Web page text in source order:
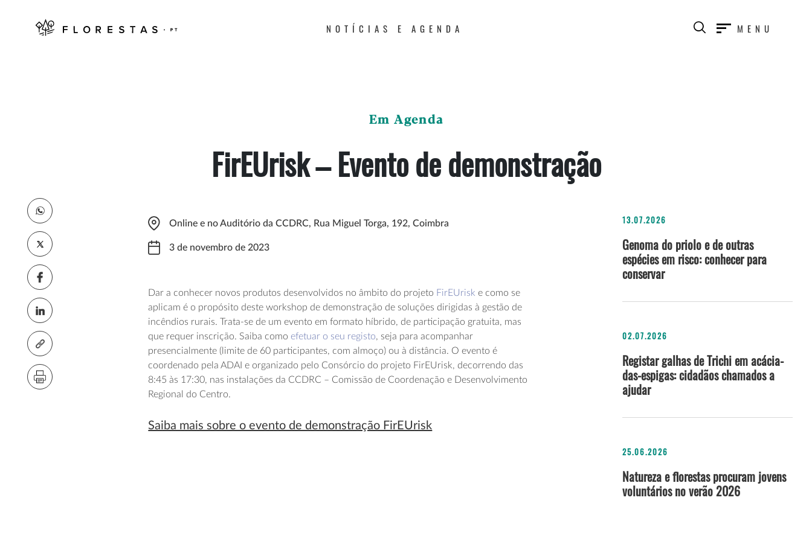
NOTÍCIAS E AGENDA MENU
Em Agenda
FirEUrisk – Evento de demonstração
Online e no Auditório da CCDRC, Rua Miguel Torga, 192, Coimbra
3 de novembro de 2023
Dar a conhecer novos produtos desenvolvidos no âmbito do projeto FirEUrisk e como se
aplicam é o propósito deste workshop de demonstração de soluções dirigidas à gestão de
incêndios rurais. Trata-se de um evento em formato híbrido, de participação gratuita, mas
que requer inscrição. Saiba como efetuar o seu registo, seja para acompanhar
presencialmente (limite de 60 participantes, com almoço) ou à distância. O evento é
coordenado pela ADAI e organizado pelo Consórcio do projeto FirEUrisk, decorrendo das
8:45 às 17:30, nas instalações da CCDRC – Comissão de Coordenação e Desenvolvimento
Regional do Centro.
Saiba mais sobre o evento de demonstração FirEUrisk
13.07.2026
Genoma do priolo e de outras
espécies em risco: conhecer para
conservar
02.07.2026
Registar galhas de Trichi em acácia-
das-espigas: cidadãos chamados a
ajudar
25.06.2026
Natureza e florestas procuram jovens
voluntários no verão 2026